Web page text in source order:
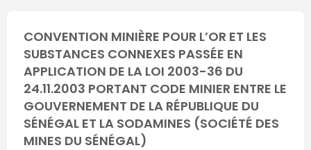
CONVENTION MINIÈRE POUR L’OR ET LES
SUBSTANCES CONNEXES PASSÉE EN
APPLICATION DE LA LOI 2003-36 DU
24.11.2003 PORTANT CODE MINIER ENTRE LE
GOUVERNEMENT DE LA RÉPUBLIQUE DU
SÉNÉGAL ET LA SODAMINES (SOCIÉTÉ DES
MINES DU SÉNÉGAL)